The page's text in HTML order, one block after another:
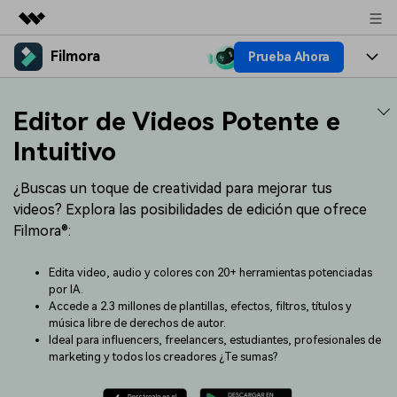
Productos destacados
Utilidades
Soluciones
Quiénes somos
Sala de prensa
Tienda
Soporte
Filmora Prueba Ahora
Plataformas
Recursos creativos
IA
Video e imagen
Audio
Soluciones
Filmora para
Creación
Recursos
Ideas para editar
Adquiere conocimientos
fundamentales de edición de
video
Efectos especiales DIY
Descubre cómo crear un
efecto especial
Ayuda
Contáctanos Empresas
sencilla para empresas
Precios Iniciar sesión
Editor de Videos Potente e
Intuitivo
¿Buscas un toque de creatividad para mejorar tus
videos? Explora las posibilidades de edición que ofrece
Filmora®:
Edita video, audio y colores con 20+ herramientas potenciadas
por IA.
Accede a 2.3 millones de plantillas, efectos, filtros, títulos y
música libre de derechos de autor.
Ideal para influencers, freelancers, estudiantes, profesionales de
marketing y todos los creadores ¿Te sumas?